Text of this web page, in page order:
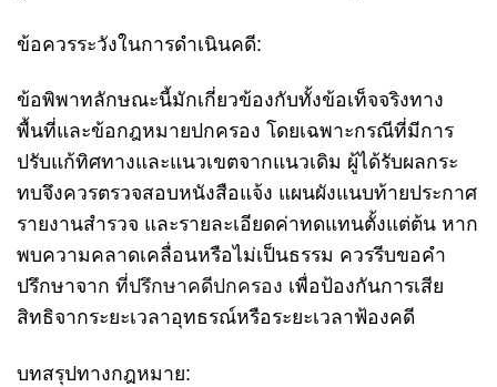
ข้อควรระวังในการดำเนินคดี:
ข้อพิพาทลักษณะนี้มักเกี่ยวข้องกับทั้งข้อเท็จจริงทาง
พื้นที่และข้อกฎหมายปกครอง โดยเฉพาะกรณีที่มีการ
ปรับแก้ทิศทางและแนวเขตจากแนวเดิม ผู้ได้รับผลกระ
ทบจึงควรตรวจสอบหนังสือแจ้ง แผนผังแนบท้ายประกาศ
รายงานสำรวจ และรายละเอียดค่าทดแทนตั้งแต่ต้น หาก
พบความคลาดเคลื่อนหรือไม่เป็นธรรม ควรรีบขอคำ
ปรึกษาจาก ที่ปรึกษาคดีปกครอง เพื่อป้องกันการเสีย
สิทธิจากระยะเวลาอุทธรณ์หรือระยะเวลาฟ้องคดี
บทสรุปทางกฎหมาย: